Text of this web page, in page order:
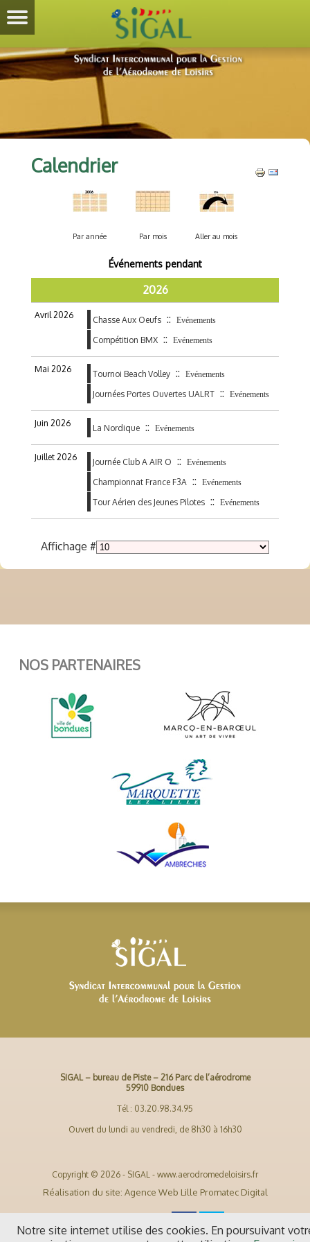
Calendrier
Par année Par mois Aller au mois
Événements pendant
2026
Avril 2026 Chasse Aux Oeufs :: Evénements
Compétition BMX :: Evénements
Mai 2026 Tournoi Beach Volley :: Evénements
Journées Portes Ouvertes UALRT :: Evénements
Juin 2026 La Nordique :: Evénements
Juillet 2026 Journée Club A AIR O :: Evénements
Championnat France F3A :: Evénements
Tour Aérien des Jeunes Pilotes :: Evénements
Affichage #
NOS PARTENAIRES
SIGAL – bureau de Piste – 216 Parc de l’aérodrome
59910 Bondues
Tél : 03.20.98.34.95
Ouvert du lundi au vendredi, de 8h30 à 16h30
Copyright © 2026 - SIGAL - www.aerodromedeloisirs.fr
Réalisation du site: Agence Web Lille Promatec Digital
Notre site internet utilise des cookies. En poursuivant